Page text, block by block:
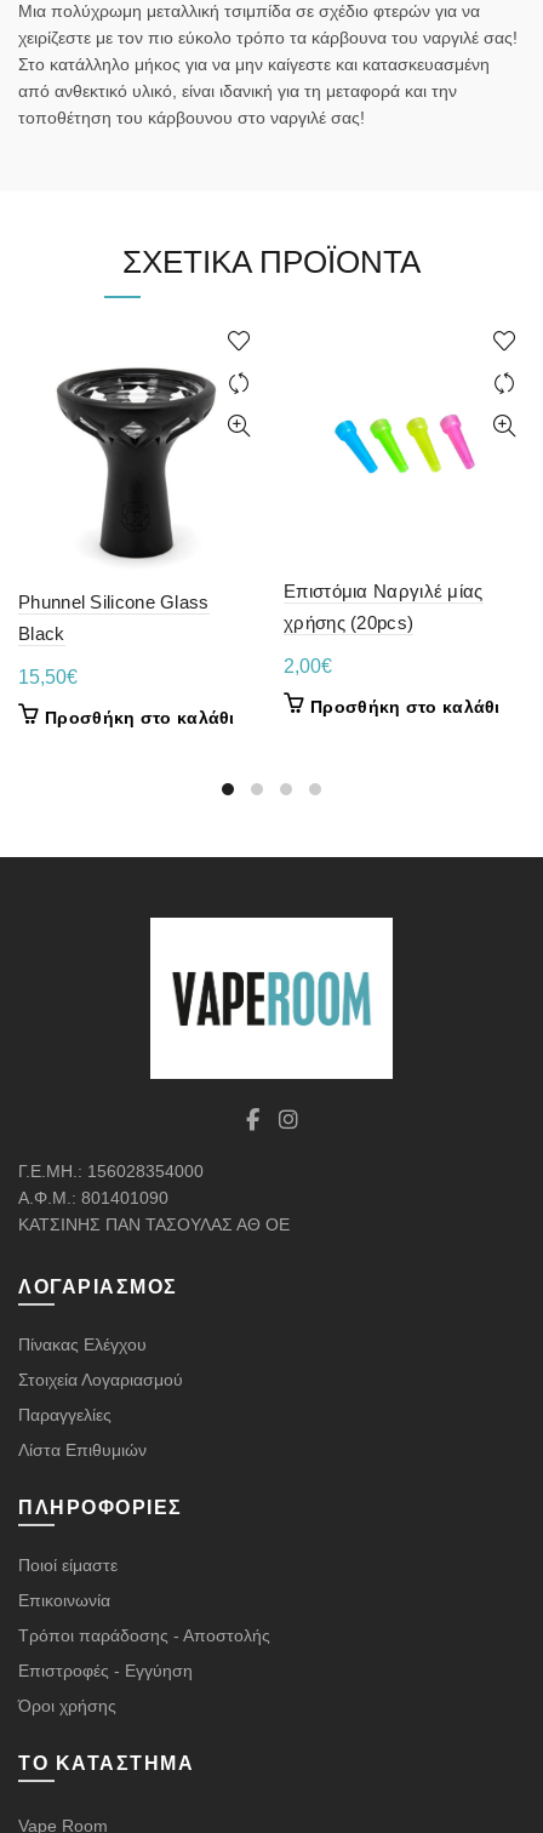
Μια πολύχρωμη μεταλλική τσιμπίδα σε σχέδιο φτερών για να
χειρίζεστε με τον πιο εύκολο τρόπο τα κάρβουνα του ναργιλέ σας!
Στο κατάλληλο μήκος για να μην καίγεστε και κατασκευασμένη
από ανθεκτικό υλικό, είναι ιδανική για τη μεταφορά και την
τοποθέτηση του κάρβουνου στο ναργιλέ σας!
ΣΧΕΤΙΚΆ ΠΡΟΪΌΝΤΑ
Phunnel Silicone Glass
Black
15,50€
Προσθήκη στο καλάθι
Επιστόμια Ναργιλέ μίας
χρήσης (20pcs)
2,00€
Προσθήκη στο καλάθι
Γ.Ε.ΜΗ.: 156028354000
Α.Φ.Μ.: 801401090
ΚΑΤΣΙΝΗΣ ΠΑΝ ΤΑΣΟΥΛΑΣ ΑΘ ΟΕ
ΛΟΓΑΡΙΑΣΜΌΣ
Πίνακας Ελέγχου
Στοιχεία Λογαριασμού
Παραγγελίες
Λίστα Επιθυμιών
ΠΛΗΡΟΦΟΡΊΕΣ
Ποιοί είμαστε
Επικοινωνία
Τρόποι παράδοσης - Αποστολής
Επιστροφές - Εγγύηση
Όροι χρήσης
ΤΟ ΚΑΤΆΣΤΗΜΑ
Vape Room